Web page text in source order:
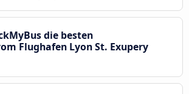
die besten
Flughafen Lyon St. Exupery